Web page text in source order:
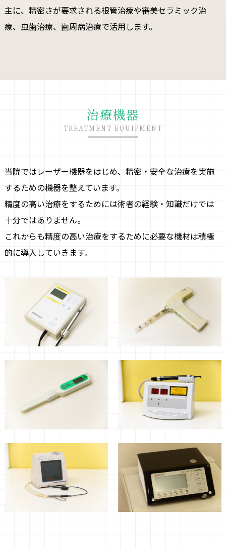
主に、精密さが要求される根管治療や審美セラミック治
療、虫歯治療、歯周病治療で活用します。
治療機器
TREATMENT EQUIPMENT
当院ではレーザー機器をはじめ、精密・安全な治療を実施
するための機器を整えています。
精度の高い治療をするためには術者の経験・知識だけでは
十分ではありません。
これからも精度の高い治療をするために必要な機材は積極
的に導入していきます。